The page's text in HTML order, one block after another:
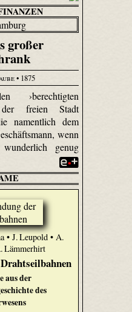
großer
• 1875
›berechtigten
der freien Stadt
namentlich dem
wenn
genug
• J. Leupold • A.
Lämmerhirt
aus der
des